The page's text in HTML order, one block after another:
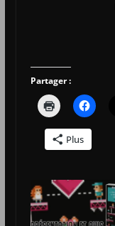
Partager :
Plus